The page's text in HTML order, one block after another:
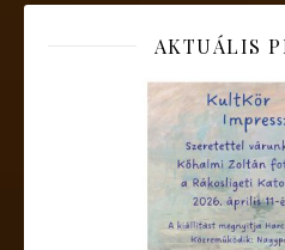
AKTUÁLIS